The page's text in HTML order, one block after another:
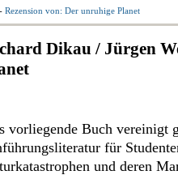
- Rezension von: Der unruhige Planet
Dikau / Jürgen
vorliegende Buch vereinigt
für
und deren